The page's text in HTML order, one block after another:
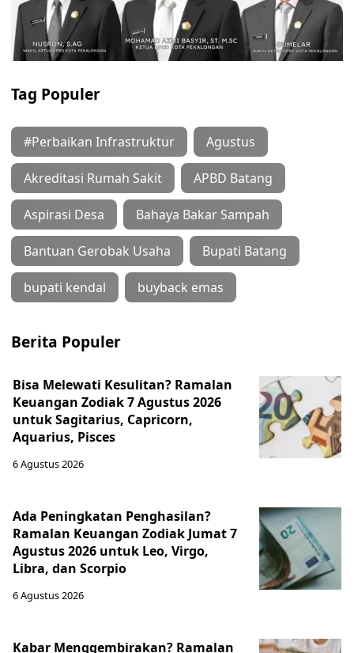
Tag Populer
#Perbaikan Infrastruktur Agustus
Akreditasi Rumah Sakit APBD Batang
Aspirasi Desa Bahaya Bakar Sampah
Bantuan Gerobak Usaha Bupati Batang
bupati kendal buyback emas
Berita Populer
Bisa Melewati Kesulitan? Ramalan
Keuangan Zodiak 7 Agustus 2026
untuk Sagitarius, Capricorn,
Aquarius, Pisces
6 Agustus 2026
Ada Peningkatan Penghasilan?
Ramalan Keuangan Zodiak Jumat 7
Agustus 2026 untuk Leo, Virgo,
Libra, dan Scorpio
6 Agustus 2026
Kabar Menggembirakan? Ramalan